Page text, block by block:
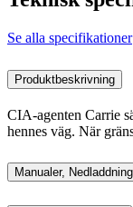
Se alla specifikationer
Produktbeskrivning
CIA-agenten Carrie
hennes väg. När
Manualer,